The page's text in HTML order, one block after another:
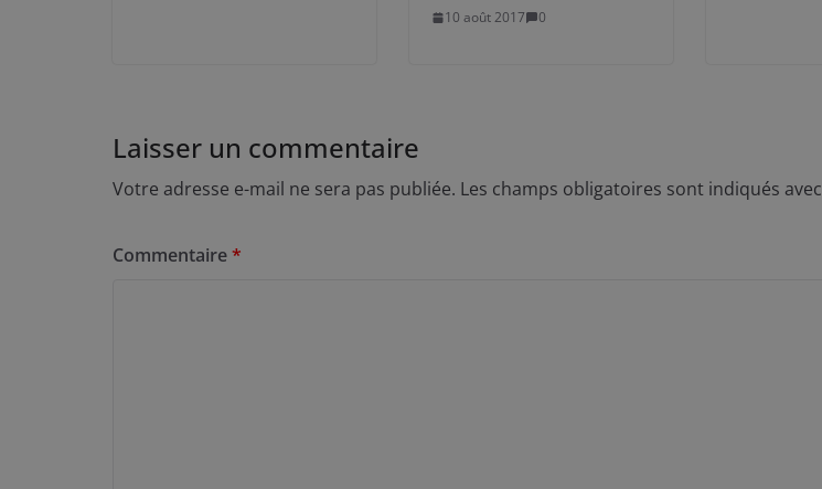
10 août 2017 0
Laisser un commentaire
Votre adresse e-mail ne sera pas publiée. Les champs obligatoires sont indiqués avec
Commentaire*